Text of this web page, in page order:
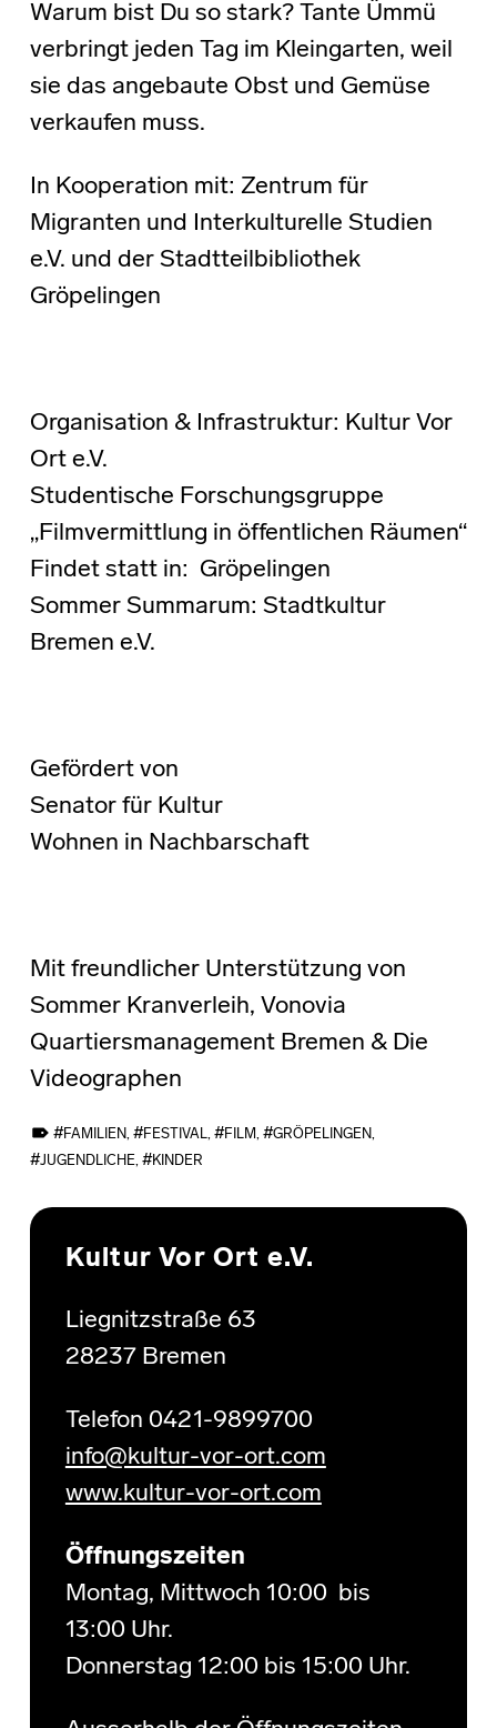
Warum bist Du so stark? Tante Ümmü
verbringt jeden Tag im Kleingarten, weil
sie das angebaute Obst und Gemüse
verkaufen muss.
In Kooperation mit: Zentrum für
Migranten und Interkulturelle Studien
e.V. und der Stadtteilbibliothek
Gröpelingen
Organisation & Infrastruktur: Kultur Vor
Ort e.V.
Studentische Forschungsgruppe
„Filmvermittlung in öffentlichen Räumen“
Findet statt in: Gröpelingen
Sommer Summarum: Stadtkultur
Bremen e.V.
Gefördert von
Senator für Kultur
Wohnen in Nachbarschaft
Mit freundlicher Unterstützung von
Sommer Kranverleih, Vonovia
Quartiersmanagement Bremen & Die
Videographen
FAMILIEN, FESTIVAL, FILM, GRÖPELINGEN,
JUGENDLICHE, KINDER
Skip back to main navigation
Kultur Vor Ort e.V.
Liegnitzstraße 63
28237 Bremen
Telefon 0421-9899700
info@kultur-vor-ort.com
www.kultur-vor-ort.com
Öffnungszeiten
Montag, Mittwoch 10:00 bis
13:00 Uhr.
Donnerstag 12:00 bis 15:00 Uhr.